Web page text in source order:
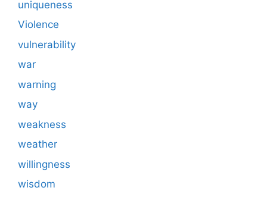
uniqueness
Violence
vulnerability
war
warning
way
weakness
weather
willingness
wisdom